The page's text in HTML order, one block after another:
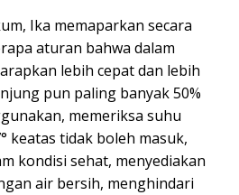
Ika memaparkan secara
aturan bahwa dalam
lebih cepat dan lebih
pun paling banyak 50%
memeriksa suhu
keatas tidak boleh masuk,
kondisi sehat, menyediakan
air bersih, menghindari